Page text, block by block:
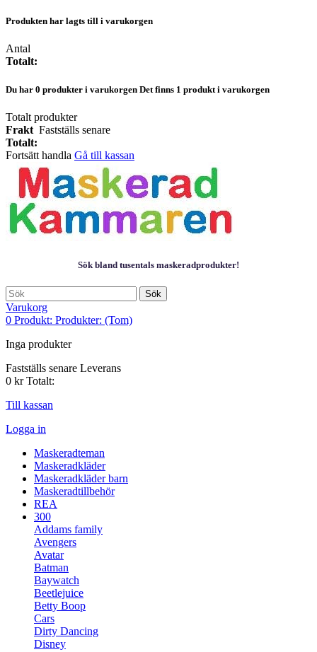
Produkten har lagts till i varukorgen
Antal
Totalt:
Du har 0 produkter i varukorgen Det finns 1 produkt i varukorgen
Totalt produkter
Frakt Fastställs senare
Totalt:
Fortsätt handla Gå till kassan
Sök bland tusentals maskeradprodukter!
Sök
Varukorg
0 Produkt: Produkter: (Tom)
Inga produkter
Fastställs senare Leverans
0 kr Totalt:
Till kassan
Logga in
Maskeradteman
Maskeradkläder
Maskeradkläder barn
Maskeradtillbehör
REA
300
Addams family
Avengers
Avatar
Batman
Baywatch
Beetlejuice
Betty Boop
Cars
Dirty Dancing
Disney